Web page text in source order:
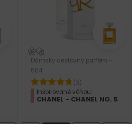
Dámsky cestovný parfém –
504
(3)
Inšpirované vôňou:
CHANEL - CHANEL NO. 5